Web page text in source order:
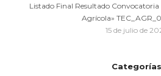
Listado Final Resultado Convocatoria
Agrícola»
15 de julio de
Categorías